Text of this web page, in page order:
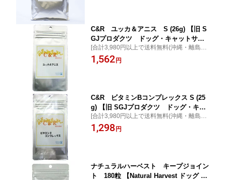
C&R ユッカ＆アニス S (26g) 【旧 S
GJプロダクツ ドッグ・キャットサプ
リメント 国産品】 ○
[合計3,980円以上で送料無料(沖縄・離島を
除く)]消化吸収作用向上と骨、関節のために
[ポイント最大10倍]
1,562円
C&R ビタミンBコンプレックス S (25
g) 【旧 SGJプロダクツ ドッグ・キャ
ットサプリメント 国産品】 ○
[合計3,980円以上で送料無料(沖縄・離島を
除く)]ビタミンBコンプレックス ビタミン
Bの補給に [ポイント最大10倍]
1,298円
ナチュラルハーベスト キープジョイン
ト 180粒 【Natural Harvest ドッグ サ